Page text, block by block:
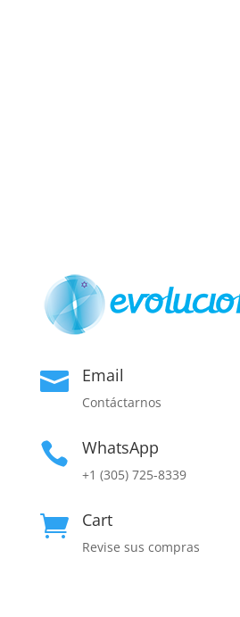
 Email
Contáctarnos
 WhatsApp
+1 (305) 725-8339
 Cart
Revise sus compras